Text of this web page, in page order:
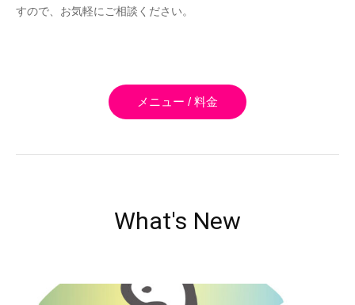
すので、お気軽にご相談ください。
メニュー / 料金
What's New